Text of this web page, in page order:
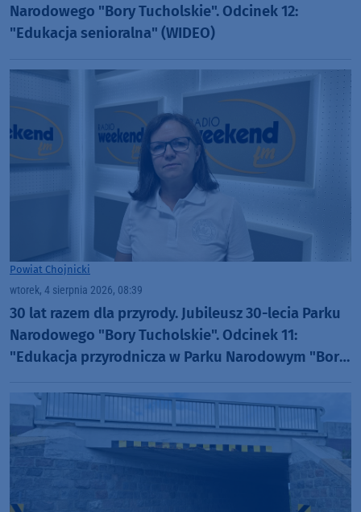
Narodowego "Bory Tucholskie". Odcinek 12:
"Edukacja senioralna" (WIDEO)
Powiat Chojnicki
wtorek, 4 sierpnia 2026, 08:39
30 lat razem dla przyrody. Jubileusz 30-lecia Parku
Narodowego "Bory Tucholskie". Odcinek 11:
"Edukacja przyrodnicza w Parku Narodowym "Bory